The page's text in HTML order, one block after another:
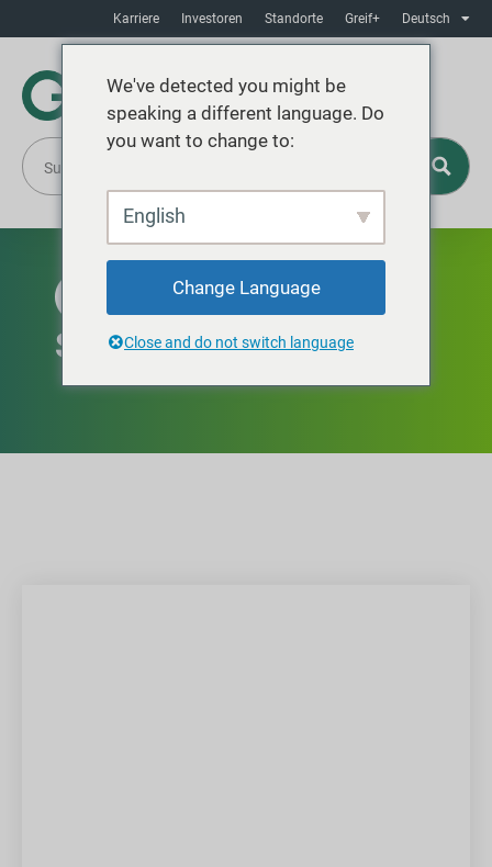
Karriere Investoren Standorte Greif+ Deutsch
VERFÜGBAR IN NORDAMERIKA
Schützen Sie Ihren Boden
We've detected you might be
speaking a different language. Do
you want to change to:
English
Change Language
Close and do not switch language